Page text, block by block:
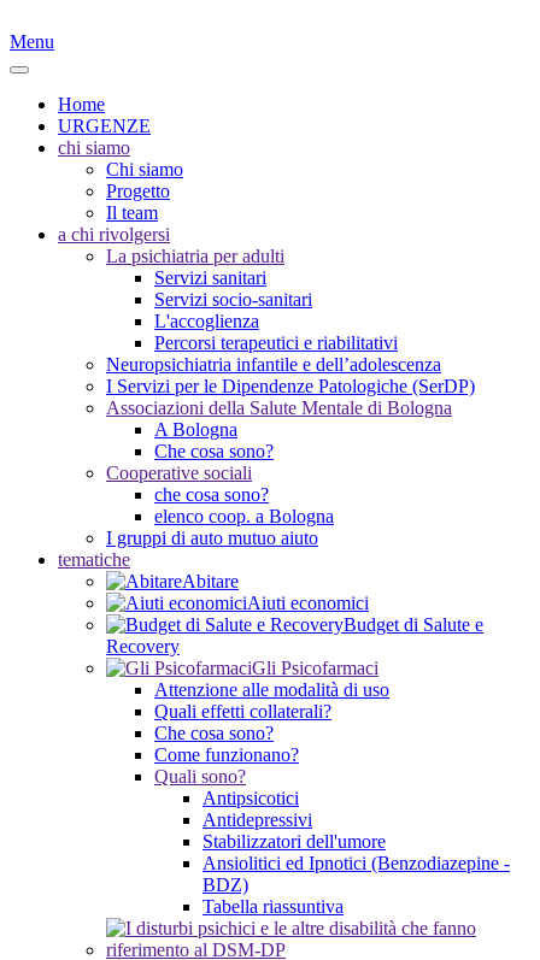
Menu
Home
URGENZE
chi siamo
Chi siamo
Progetto
Il team
a chi rivolgersi
La psichiatria per adulti
Servizi sanitari
Servizi socio-sanitari
L'accoglienza
Percorsi terapeutici e riabilitativi
Neuropsichiatria infantile e dell’adolescenza
I Servizi per le Dipendenze Patologiche (SerDP)
Associazioni della Salute Mentale di Bologna
A Bologna
Che cosa sono?
Cooperative sociali
che cosa sono?
elenco coop. a Bologna
I gruppi di auto mutuo aiuto
tematiche
Abitare
Aiuti economici
Budget di Salute e
Recovery
Gli Psicofarmaci
Attenzione alle modalità di uso
Quali effetti collaterali?
Che cosa sono?
Come funzionano?
Quali sono?
Antipsicotici
Antidepressivi
Stabilizzatori dell'umore
Ansiolitici ed Ipnotici (Benzodiazepine -
BDZ)
Tabella riassuntiva